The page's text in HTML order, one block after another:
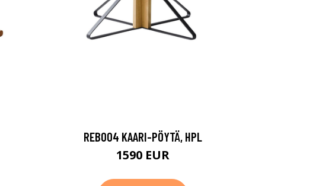
REB004 KAARI-PÖYTÄ, HPL
1590 EUR